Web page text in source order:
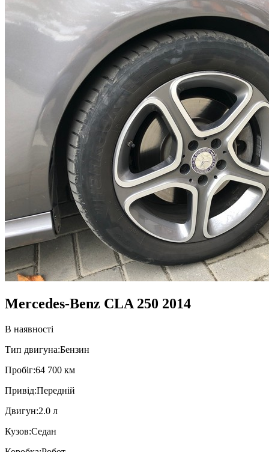
Mercedes-Benz CLA 250 2014
В наявності
Тип двигуна:Бензин
Пробiг:64 700 км
Привiд:Передній
Двигун:2.0 л
Кузов:Седан